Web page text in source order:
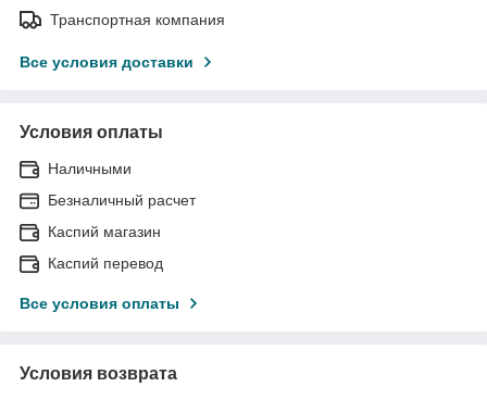
Транспортная компания
Все условия доставки
Условия оплаты
Наличными
Безналичный расчет
Каспий магазин
Каспий перевод
Все условия оплаты
Условия возврата